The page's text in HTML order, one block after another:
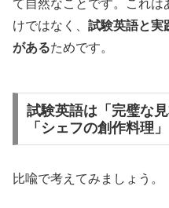
て自然なことです。これ
けではなく、 試験英語と実
があるためです。
試験英語は「完璧な
「シェフの創作料理」
比喩で考えてみましょう。